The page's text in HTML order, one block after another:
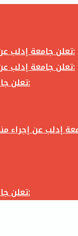
تعلن جامعة إدلب عن إجراء مناقصة (بالظرف المختوم) لشراء وتوريد كاميرا تصوير وعدسة كاميرا لزوم المكتب الإعلامي في جامعة إدلب وفق الآتي:
تعلن جامعة إدلب عن إجراء مناقصة (بالظرف المختوم) لشراء وتوريد كاميرا تصوير وعدسة كاميرا لزوم المكتب الإعلامي في جامعة إدلب وفق الآتي:
تعلن جامعة إدلب عن إجراء مناقصة (بالظرف المختوم) لأعمال تجهيز مخبر الدراسات العليا في كلية العلوم في جامعة ادلب وفق الآتي:
تعلن جامعة إدلب عن إجراء مناقصة (بالظرف المختوم) لأعمال تجهيز مخبر الدراسات العليا في كلية العلوم في جامعة ادلب وفق الآتي: